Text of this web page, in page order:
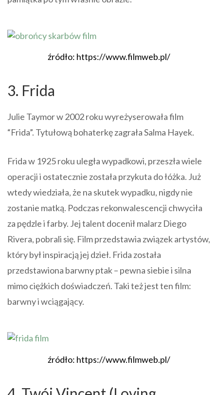
źródło: https://www.filmweb.pl/
3. Frida
Julie Taymor w 2002 roku wyreżyserowała film
“Frida”. Tytułową bohaterkę zagrała Salma Hayek.
Frida w 1925 roku uległa wypadkowi, przeszła wiele
operacji i ostatecznie została przykuta do łóżka. Już
wtedy wiedziała, że na skutek wypadku, nigdy nie
zostanie matką. Podczas rekonwalescencji chwyciła
za pędzle i farby. Jej talent docenił malarz Diego
Rivera, pobrali się. Film przedstawia związek artystów,
który był inspiracją jej dzieł. Frida została
przedstawiona barwny ptak – pewna siebie i silna
mimo ciężkich doświadczeń. Taki też jest ten film:
barwny i wciągający.
źródło: https://www.filmweb.pl/